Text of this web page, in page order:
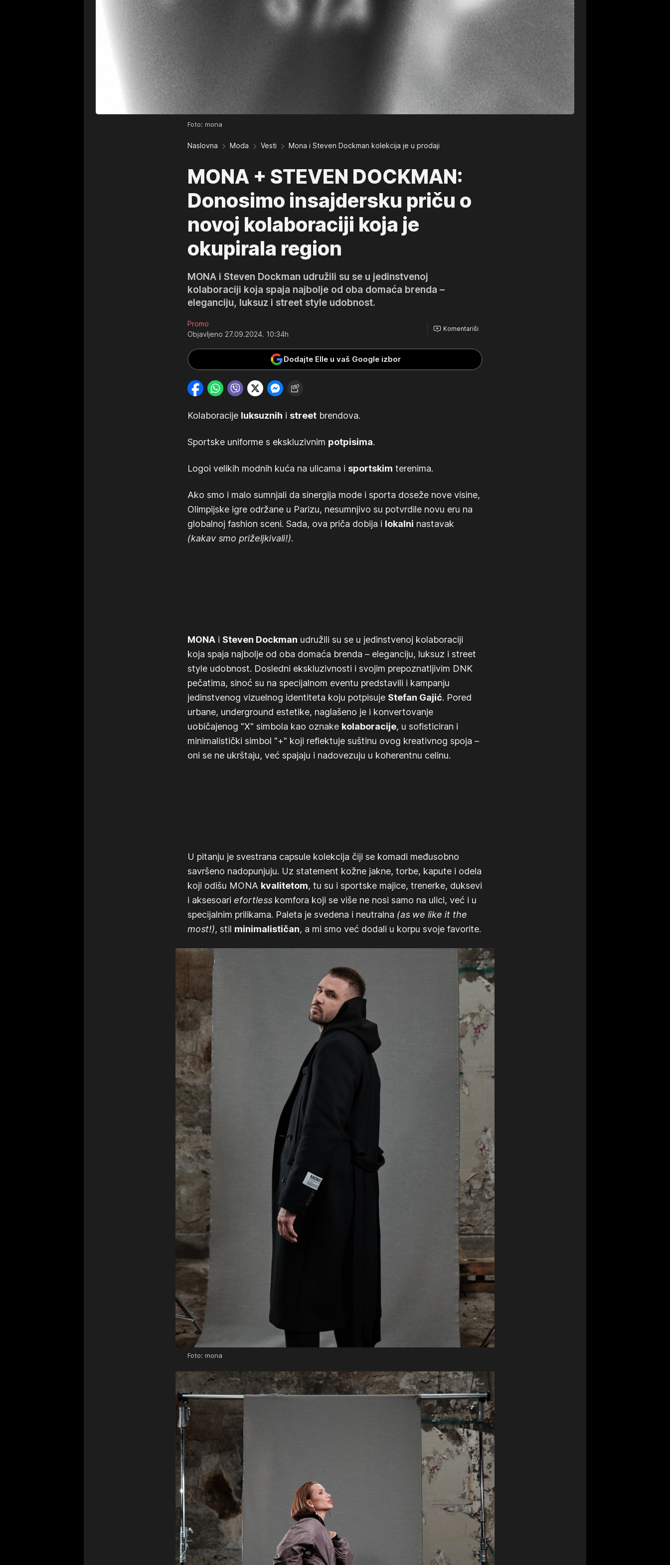
Foto: mona
Naslovna Moda Vesti Mona i Steven Dockman kolekcija je u prodaji
MONA + STEVEN DOCKMAN:
Donosimo insajdersku priču o
novoj kolaboraciji koja je
okupirala region
MONA i Steven Dockman udružili su se u jedinstvenoj
kolaboraciji koja spaja najbolje od oba domaća brenda –
eleganciju, luksuz i street style udobnost.
Promo
Objavljeno 27.09.2024. 10:34h
Komentariši
Dodajte Elle u vaš Google izbor
Kolaboracije luksuznih i street brendova.
Sportske uniforme s ekskluzivnim potpisima.
Logoi velikih modnih kuća na ulicama i sportskim terenima.
Ako smo i malo sumnjali da sinergija mode i sporta doseže nove visine,
Olimpijske igre održane u Parizu, nesumnjivo su potvrdile novu eru na
globalnoj fashion sceni. Sada, ova priča dobija i lokalni nastavak
(kakav smo priželjkivali!).
MONA i Steven Dockman udružili su se u jedinstvenoj kolaboraciji
koja spaja najbolje od oba domaća brenda – eleganciju, luksuz i street
style udobnost. Dosledni ekskluzivnosti i svojim prepoznatljivim DNK
pečatima, sinoć su na specijalnom eventu predstavili i kampanju
jedinstvenog vizuelnog identiteta koju potpisuje Stefan Gajić. Pored
urbane, underground estetike, naglašeno je i konvertovanje
uobičajenog "X" simbola kao oznake kolaboracije, u sofisticiran i
minimalistički simbol "+" koji reflektuje suštinu ovog kreativnog spoja –
oni se ne ukrštaju, već spajaju i nadovezuju u koherentnu celinu.
U pitanju je svestrana capsule kolekcija čiji se komadi međusobno
savršeno nadopunjuju. Uz statement kožne jakne, torbe, kapute i odela
koji odišu MONA kvalitetom, tu su i sportske majice, trenerke, duksevi
i aksesoari efortless komfora koji se više ne nosi samo na ulici, već i u
specijalnim prilikama. Paleta je svedena i neutralna (as we like it the
most!), stil minimalističan, a mi smo već dodali u korpu svoje favorite.
Foto: mona